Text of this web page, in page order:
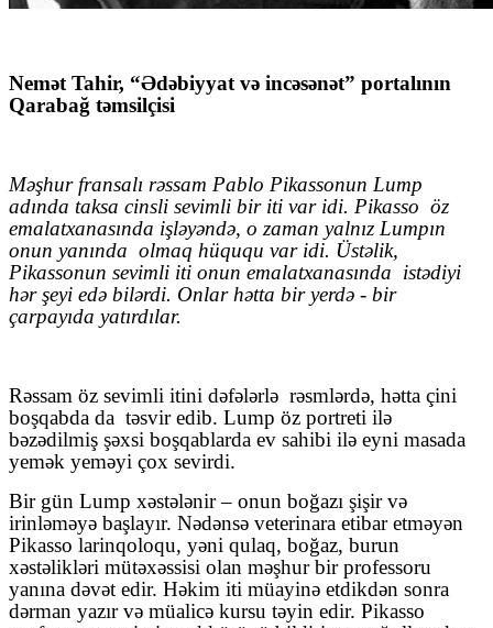
Nemət Tahir, “Ədəbiyyat və incəsənət” portalının
Qarabağ təmsilçisi
Məşhur fransalı rəssam Pablo Pikassonun Lump
adında taksa cinsli sevimli bir iti var idi. Pikasso öz
emalatxanasında işləyəndə, o zaman yalnız Lumpın
onun yanında olmaq hüququ var idi. Üstəlik,
Pikassonun sevimli iti onun emalatxanasında istədiyi
hər şeyi edə bilərdi. Onlar hətta bir yerdə - bir
çarpayıda yatırdılar.
Rəssam öz sevimli itini dəfələrlə rəsmlərdə, hətta çini
boşqabda da təsvir edib. Lump öz portreti ilə
bəzədilmiş şəxsi boşqablarda ev sahibi ilə eyni masada
yemək yeməyi çox sevirdi.
Bir gün Lump xəstələnir – onun boğazı şişir və
irinləməyə başlayır. Nədənsə veterinara etibar etməyən
Pikasso larinqoloqu, yəni qulaq, boğaz, burun
xəstəlikləri mütəxəssisi olan məşhur bir professoru
yanına dəvət edir. Həkim iti müayinə etdikdən sonra
dərman yazır və müalicə kursu təyin edir. Pikasso